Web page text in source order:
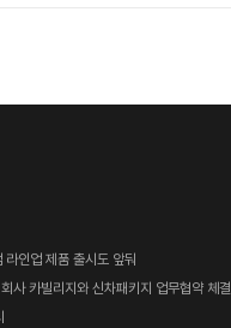
인업 제품 출시도 앞둬
사 카빌리지와 신차패키지 업무협약 체결